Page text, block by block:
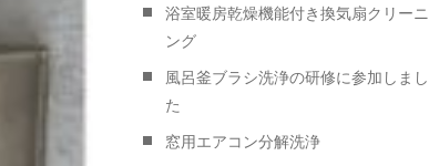
浴室暖房乾燥機能付き換気扇クリーニ
ング
風呂釜ブラシ洗浄の研修に参加しまし
た
窓用エアコン分解洗浄